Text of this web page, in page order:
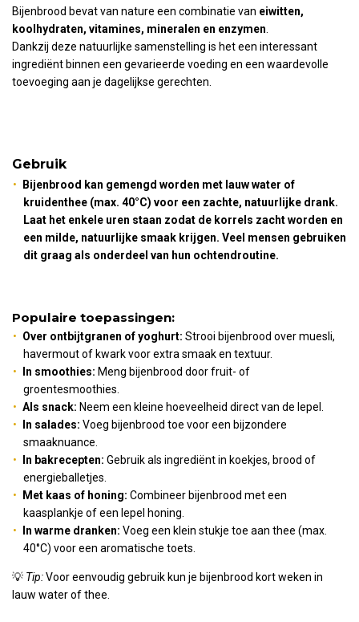
Bijenbrood bevat van nature een combinatie van eiwitten,
koolhydraten, vitamines, mineralen en enzymen
Dankzij deze natuurlijke samenstelling is het een interessant
ingrediënt binnen een gevarieerde voeding en een waardevolle
toevoeging aan je dagelijkse gerechten.
Gebruik
Bijenbrood kan gemengd worden met lauw water of
kruidenthee (max. 40°C) voor een zachte, natuurlijke drank.
Laat het enkele uren staan zodat de korrels zacht worden en
een milde, natuurlijke smaak krijgen. Veel mensen gebruiken
dit graag als onderdeel van hun ochtendroutine.
Populaire toepassingen:
Over ontbijtgranen of yoghurt: Strooi bijenbrood over muesli,
havermout of kwark voor extra smaak en textuur.
In smoothies: Meng bijenbrood door fruit- of
groentesmoothies.
Als snack: Neem een kleine hoeveelheid direct van de lepel.
In salades: Voeg bijenbrood toe voor een bijzondere
smaaknuance.
In bakrecepten: Gebruik als ingrediënt in koekjes, brood of
energieballetjes.
Met kaas of honing: Combineer bijenbrood met een
kaasplankje of een lepel honing.
In warme dranken: Voeg een klein stukje toe aan thee (max.
40°C) voor een aromatische toets.
💡 Tip:Voor eenvoudig gebruik kun je bijenbrood kort weken in
lauw water of thee.